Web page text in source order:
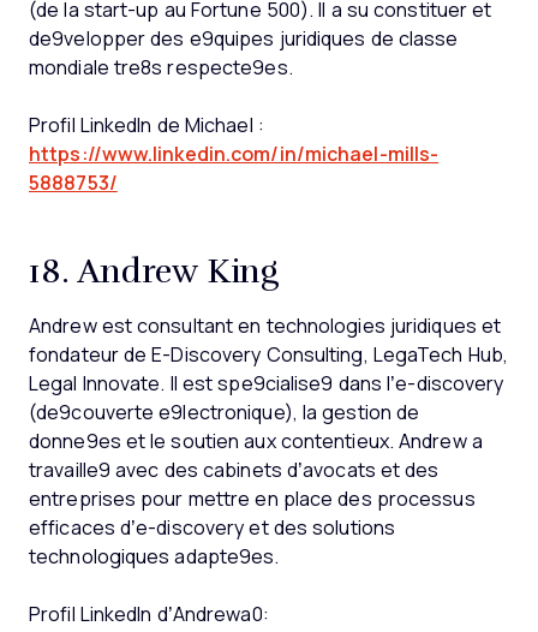
(de la start-up au Fortune 500). Il a su constituer et
de9velopper des e9quipes juridiques de classe
mondiale tre8s respecte9es.
Profil LinkedIn de Michael :
https://www.linkedin.com/in/michael-mills-
5888753/
18. Andrew King
Andrew est consultant en technologies juridiques et
fondateur de E-Discovery Consulting, LegaTech Hub,
Legal Innovate. Il est spe9cialise9 dans l’e-discovery
(de9couverte e9lectronique), la gestion de
donne9es et le soutien aux contentieux. Andrew a
travaille9 avec des cabinets d’avocats et des
entreprises pour mettre en place des processus
efficaces d’e-discovery et des solutions
technologiques adapte9es.
Profil LinkedIn d’Andrewa0: